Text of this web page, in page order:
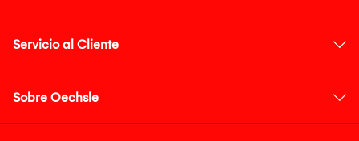
Servicio al Cliente
Sobre Oechsle